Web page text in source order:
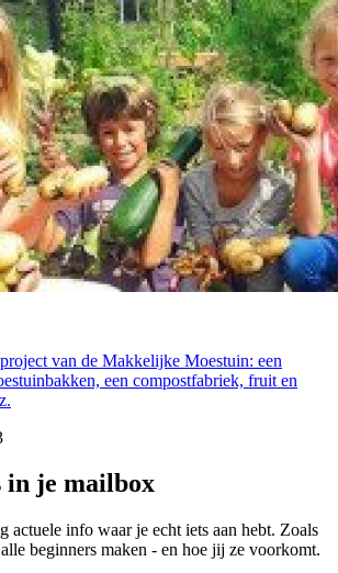
van de Makkelijke Moestuin: een
een compostfabriek, fruit en
in je mailbox
actuele info waar je echt iets aan hebt. Zoals
beginners maken - en hoe jij ze voorkomt.